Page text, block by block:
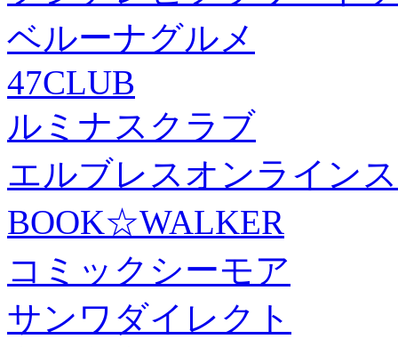
ベルーナグルメ
47CLUB
ルミナスクラブ
エルブレスオンライン
BOOK☆WALKER
コミックシーモア
サンワダイレクト